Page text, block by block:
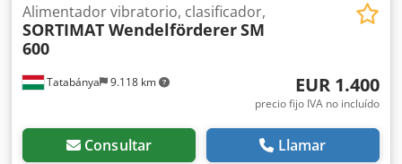
Tatabánya 9.118 km
Alimentador vibratorio, clasificador,
SORTIMAT WendelfördererSM
600
EUR 1.400
precio fijo IVA no incluído
Consultar Llamar